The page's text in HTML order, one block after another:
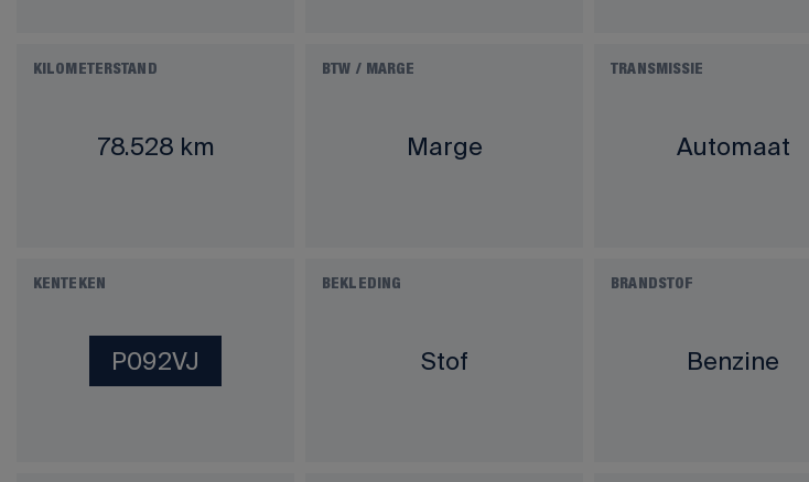
KILOMETERSTAND
78.528 km
BTW / MARGE
Marge
TRANSMISSIE
Automaat
KENTEKEN
P092VJ
BEKLEDING
Stof
BRANDSTOF
Benzine